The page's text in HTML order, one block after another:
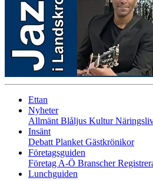
Ettan
Nyheter
Allmänt Blåljus Kultur
Insänt
Debatt Planket Gästkrönikor
Företagsguiden
Företag A-Ö Branscher
Lunchguiden